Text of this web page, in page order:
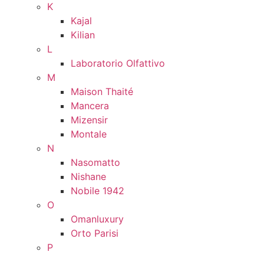
K
Kajal
Kilian
L
Laboratorio Olfattivo
M
Maison Thaité
Mancera
Mizensir
Montale
N
Nasomatto
Nishane
Nobile 1942
O
Omanluxury
Orto Parisi
P